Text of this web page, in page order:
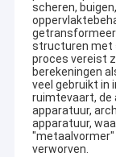
scheren,
structuren met
proces vereist
berekeningen
veel gebruikt in
ruimtevaart, de
apparatuur,
apparatuur,
verworven.